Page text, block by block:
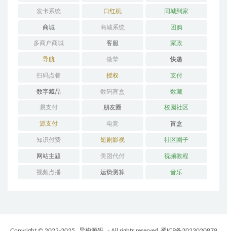
发卡系统 口红机 同城到家
商城 商城系统 团购
多商户商城 客服 家政
导航 微擎 快递
扫码点餐 授权 支付
数字藏品 数码盲盒 数藏
易支付 朋友圈 校园社区
源支付 电竞 盲盒
知识付费 短剧影视 社区圈子
网站主题 美团代付 视频教程
视频点播 运势测算 音乐